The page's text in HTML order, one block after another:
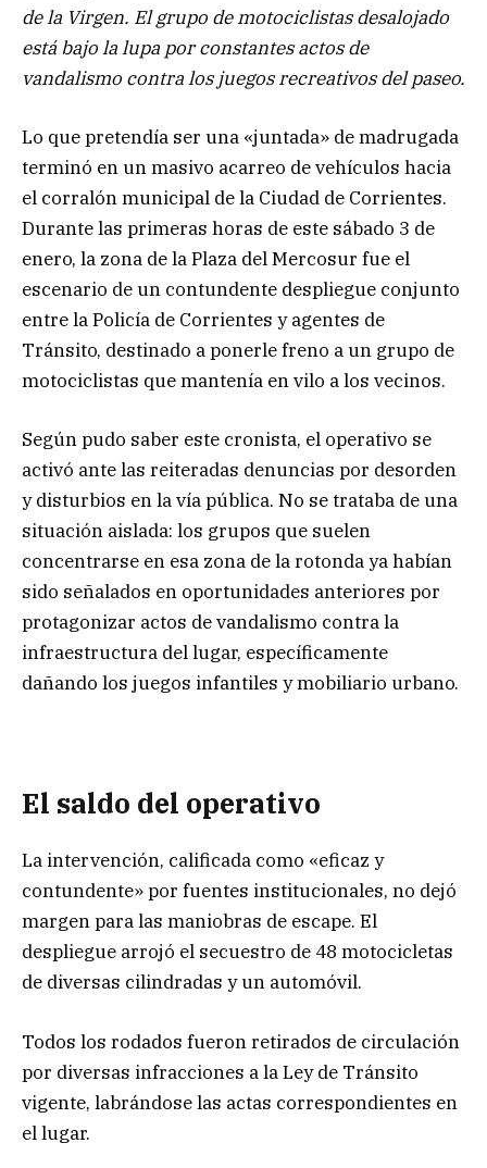
de la Virgen. El grupo de motociclistas desalojado
está bajo la lupa por constantes actos de
vandalismo contra los juegos recreativos del paseo.
Lo que pretendía ser una «juntada» de madrugada
terminó en un masivo acarreo de vehículos hacia
el corralón municipal de la Ciudad de Corrientes.
Durante las primeras horas de este sábado 3 de
enero, la zona de la Plaza del Mercosur fue el
escenario de un contundente despliegue conjunto
entre la Policía de Corrientes y agentes de
Tránsito, destinado a ponerle freno a un grupo de
motociclistas que mantenía en vilo a los vecinos.
Según pudo saber este cronista, el operativo se
activó ante las reiteradas denuncias por desorden
y disturbios en la vía pública. No se trataba de una
situación aislada: los grupos que suelen
concentrarse en esa zona de la rotonda ya habían
sido señalados en oportunidades anteriores por
protagonizar actos de vandalismo contra la
infraestructura del lugar, específicamente
dañando los juegos infantiles y mobiliario urbano.
El saldo del operativo
La intervención, calificada como «eficaz y
contundente» por fuentes institucionales, no dejó
margen para las maniobras de escape. El
despliegue arrojó el secuestro de 48 motocicletas
de diversas cilindradas y un automóvil.
Todos los rodados fueron retirados de circulación
por diversas infracciones a la Ley de Tránsito
vigente, labrándose las actas correspondientes en
el lugar.